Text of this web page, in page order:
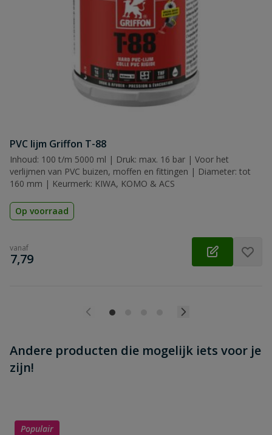
Samenvatting
Beoordeling versturen
PVC lijm Griffon T-88
Inhoud: 100 t/m 5000 ml | Druk: max. 16 bar | Voor het
verlijmen van PVC buizen, moffen en fittingen | Diameter: tot
160 mm | Keurmerk: KIWA, KOMO & ACS
Op voorraad
vanaf
€
7,79
Andere producten die mogelijk iets voor je
zijn!
Populair